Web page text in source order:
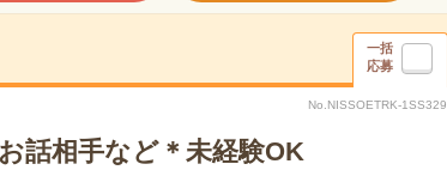
一括
応募
No.NISSOETRK-1SS329
話相手など＊未経験OK